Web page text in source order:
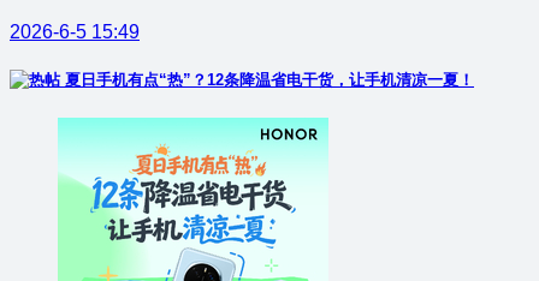
2026-6-5 15:49
夏日手机有点“热”？12条降温省电干货，让手机清凉一夏！